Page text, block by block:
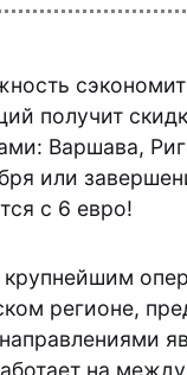
получит
Варшава,
или
с 6 евро!
крупнейшим
регионе,
на